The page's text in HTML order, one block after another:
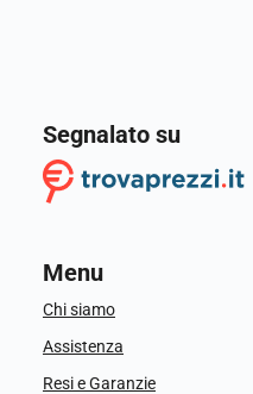
Segnalato su
Menu
Chi siamo
Assistenza
Resi e Garanzie